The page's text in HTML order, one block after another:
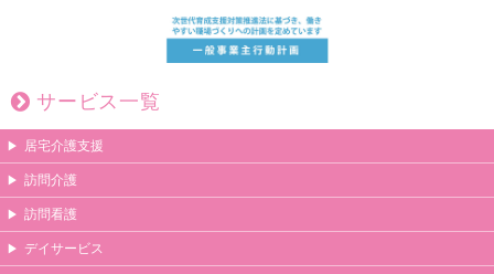
サービス一覧
居宅介護支援
訪問介護
訪問看護
デイサービス